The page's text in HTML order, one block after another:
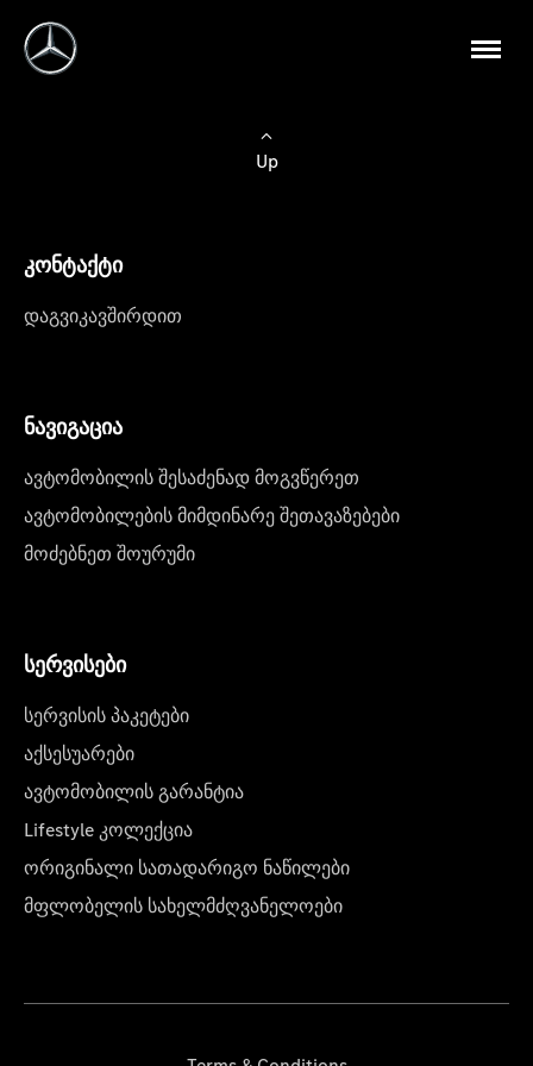
Up
კონტაქტი
დაგვიკავშირდით
ნავიგაცია
ავტომობილის შესაძენად მოგვწერეთ
ავტომობილების მიმდინარე შეთავაზებები
მოძებნეთ შოურუმი
სერვისები
სერვისის პაკეტები
აქსესუარები
ავტომობილის გარანტია
Lifestyle კოლექცია
ორიგინალი სათადარიგო ნაწილები
მფლობელის სახელმძღვანელოები